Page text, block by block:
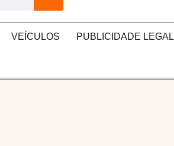
VEÍCULOS PUBLICIDADE LEGAL